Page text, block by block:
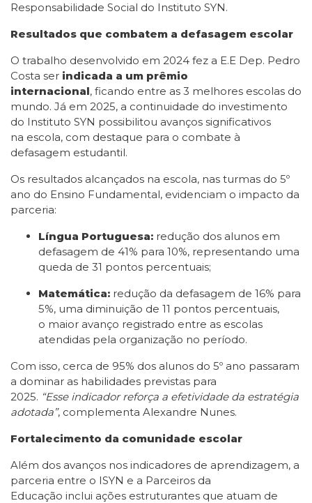
Responsabilidade Social do Instituto SYN.
Resultados que combatem a defasagem escolar
O trabalho desenvolvido em 2024 fez a E.E Dep. Pedro
Costa ser indicada a um prêmio
internacional, ficando entre as 3 melhores escolas do
mundo. Já em 2025, a continuidade do investimento
do Instituto SYN possibilitou avanços significativos
na escola, com destaque para o combate à
defasagem estudantil.
Os resultados alcançados na escola, nas turmas do 5º
ano do Ensino Fundamental, evidenciam o impacto da
parceria:
Língua Portuguesa: redução dos alunos em
defasagem de 41% para 10%, representando uma
queda de 31 pontos percentuais;
Matemática: redução da defasagem de 16% para
5%, uma diminuição de 11 pontos percentuais,
o maior avanço registrado entre as escolas
atendidas pela organização no período.
Com isso, cerca de 95% dos alunos do 5º ano passaram
a dominar as habilidades previstas para
2025. “Esse indicador reforça a efetividade da estratégia
adotada”, complementa Alexandre Nunes.
Fortalecimento da comunidade escolar
Além dos avanços nos indicadores de aprendizagem, a
parceria entre o ISYN e a Parceiros da
Educação inclui ações estruturantes que atuam de